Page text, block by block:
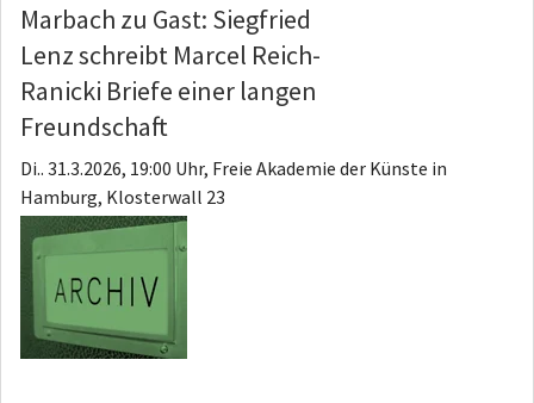
Marbach zu Gast: Siegfried
Lenz schreibt Marcel Reich-
Ranicki Briefe einer langen
Freundschaft
Di.. 31.3.2026, 19:00 Uhr, Freie Akademie der Künste in
Hamburg, Klosterwall 23